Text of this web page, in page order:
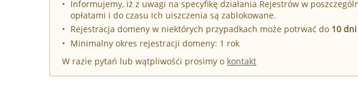
Informujemy, iż z uwagi na specyfikę działania Rejestrów w
opłatami i do czasu ich uiszczenia są zablokowane.
Rejestracja domeny w niektórych przypadkach może potrwać do 10 dni
Minimalny okres rejestracji domeny: 1 rok
W razie pytań lub wątpliwośći prosimy o kontakt